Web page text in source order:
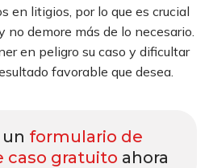
en litigios, por lo que es crucial
no demore más de lo necesario.
en peligro su caso y dificultar
favorable que desea.
formulario de
caso gratuito ahora